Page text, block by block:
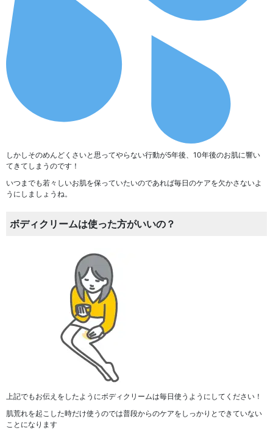
しかしそのめんどくさいと思ってやらない行動が5年後、10年後のお肌に響い
てきてしまうのです！
いつまでも若々しいお肌を保っていたいのであれば毎日のケアを欠かさないよ
うにしましょうね。
ボディクリームは使った方がいいの？
上記でもお伝えをしたようにボディクリームは毎日使うようにしてください！
肌荒れを起こした時だけ使うのでは普段からのケアをしっかりとできていない
ことになります